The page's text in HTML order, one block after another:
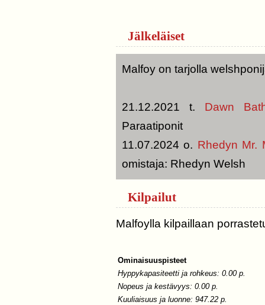
Jälkeläiset
Malfoy on tarjolla
21.12.2021 t. Dawn
Paraatiponit
11.07.2024 o. Rhedyn Mr.
omistaja: Rhedyn Welsh
Kilpailut
Malfoylla kilpaillaan
Ominaisuuspisteet
Hyppykapasiteetti ja rohkeus: 0.00 p.
Nopeus ja kestävyys: 0.00 p.
Kuuliaisuus ja luonne: 947.22 p.